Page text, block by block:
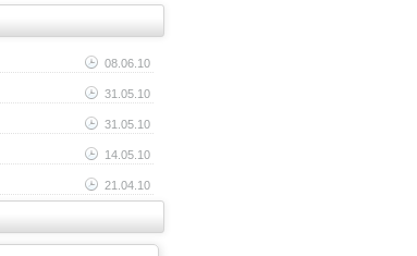
08.06.10
31.05.10
31.05.10
14.05.10
21.04.10